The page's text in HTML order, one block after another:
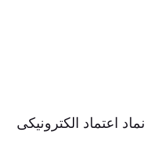
نماد اعتماد الکترونیکی